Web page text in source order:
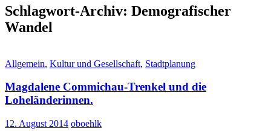
Schlagwort-Archiv: Demografischer
Wandel
Allgemein, Kultur und Gesellschaft, Stadtplanung
Magdalene Commichau-Trenkel und die
Loheländerinnen.
12. August 2014 oboehlk